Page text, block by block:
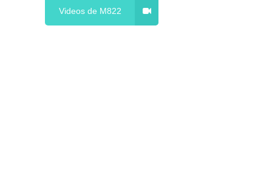
Videos de M822